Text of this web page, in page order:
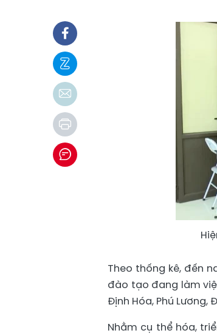
Theo thống kê, đến
đào tạo đang làm
Định Hóa, Phú Lương,
Nhằm cụ thể hóa,